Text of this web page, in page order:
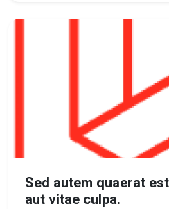
Sed autem quaerat
aut vitae culpa.